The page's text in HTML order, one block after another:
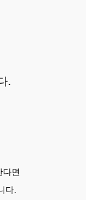
.
다면
다.